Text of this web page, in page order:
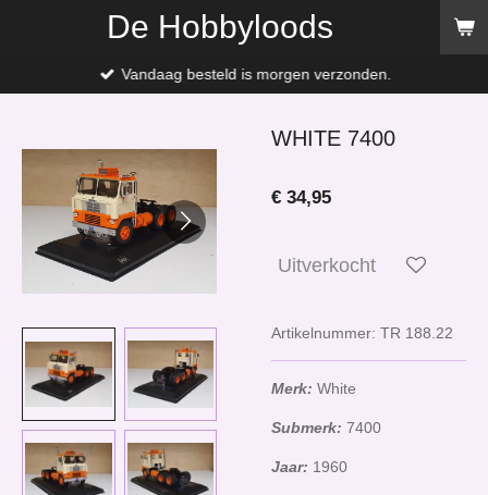
de
De Hobbyloods
Vandaag besteld is morgen verzonden.
WHITE 7400
€ 34,95
Uitverkocht
Artikelnummer: TR 188.22
Merk: White
Submerk: 7400
Jaar: 1960